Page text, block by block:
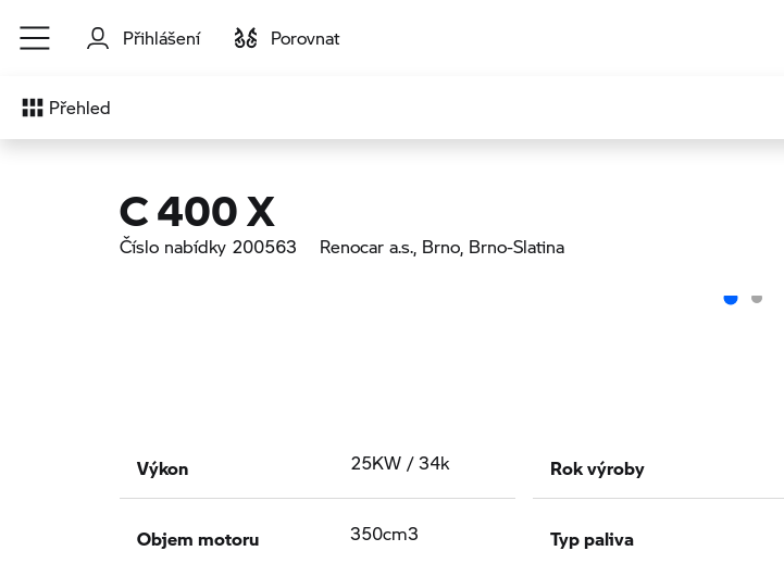
Přejít na hlavní obsah
Přihlášení Porovnat
Přehled
C 400 X
Číslo nabídky 200563 Renocar a.s., Brno, Brno-Slatina
Výkon 25KW / 34k
Objem motoru 350cm3
Rok výroby
Typ paliva